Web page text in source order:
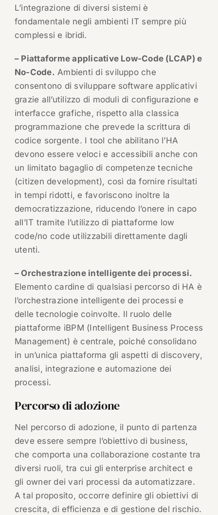
L’integrazione di diversi sistemi è
fondamentale negli ambienti IT sempre più
complessi e ibridi.
– Piattaforme applicative Low-Code (LCAP) e
No-Code. Ambienti di sviluppo che
consentono di sviluppare software applicativi
grazie all’utilizzo di moduli di configurazione e
interfacce grafiche, rispetto alla classica
programmazione che prevede la scrittura di
codice sorgente. I tool che abilitano l’HA
devono essere veloci e accessibili anche con
un limitato bagaglio di competenze tecniche
(citizen development), così da fornire risultati
in tempi ridotti, e favoriscono inoltre la
democratizzazione, riducendo l’onere in capo
all’IT tramite l’utilizzo di piattaforme low
code/no code utilizzabili direttamente dagli
utenti.
– Orchestrazione intelligente dei processi.
Elemento cardine di qualsiasi percorso di HA è
l’orchestrazione intelligente dei processi e
delle tecnologie coinvolte. Il ruolo delle
piattaforme iBPM (Intelligent Business Process
Management) è centrale, poiché consolidano
in un’unica piattaforma gli aspetti di discovery,
analisi, integrazione e automazione dei
processi.
Percorso di adozione
Nel percorso di adozione, il punto di partenza
deve essere sempre l’obiettivo di business,
che comporta una collaborazione costante tra
diversi ruoli, tra cui gli enterprise architect e
gli owner dei vari processi da automatizzare.
A tal proposito, occorre definire gli obiettivi di
crescita, di efficienza e di gestione del rischio.